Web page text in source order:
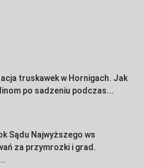
truskawek w Hornigach. Jak
po sadzeniu podczas...
Sądu Najwyższego ws
za przymrozki i grad.